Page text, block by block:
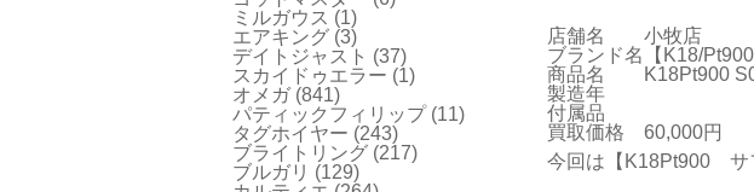
店舗名
小牧店
ブランド名
【K18/
商品名
K18Pt900
製造年
付属品
買取価格
60,000円
今回は【K18Pt900 サ
ミルガウス (1)
エアキング (3)
デイトジャスト (37)
スカイドゥエラー (1)
オメガ(841)
パティックフィリップ(11)
タグホイヤー (243)
ブライトリング (217)
ブルガリ (129)